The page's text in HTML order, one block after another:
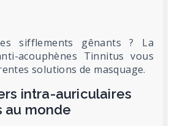
sifflements gênants ? La
acouphènes Tinnitus vous
solutions de masquage.
intra-auriculaires
au monde